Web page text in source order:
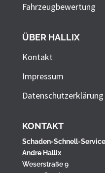
Fahrzeugbewertung
ÜBER HALLIX
Kontakt
Impressum
Datenschutzerklärung
KONTAKT
Schaden-Schnell-
Andre Hallix
Weserstraße 9